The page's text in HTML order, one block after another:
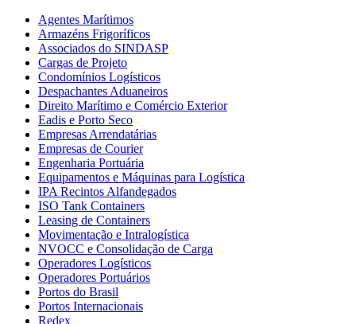
Agentes Marítimos
Armazéns Frigoríficos
Associados do SINDASP
Cargas de Projeto
Condomínios Logísticos
Despachantes Aduaneiros
Direito Marítimo e Comércio Exterior
Eadis e Porto Seco
Empresas Arrendatárias
Empresas de Courier
Engenharia Portuária
Equipamentos e Máquinas para Logística
IPA Recintos Alfandegados
ISO Tank Containers
Leasing de Containers
Movimentação e Intralogística
NVOCC e Consolidação de Carga
Operadores Logísticos
Operadores Portuários
Portos do Brasil
Portos Internacionais
Redex